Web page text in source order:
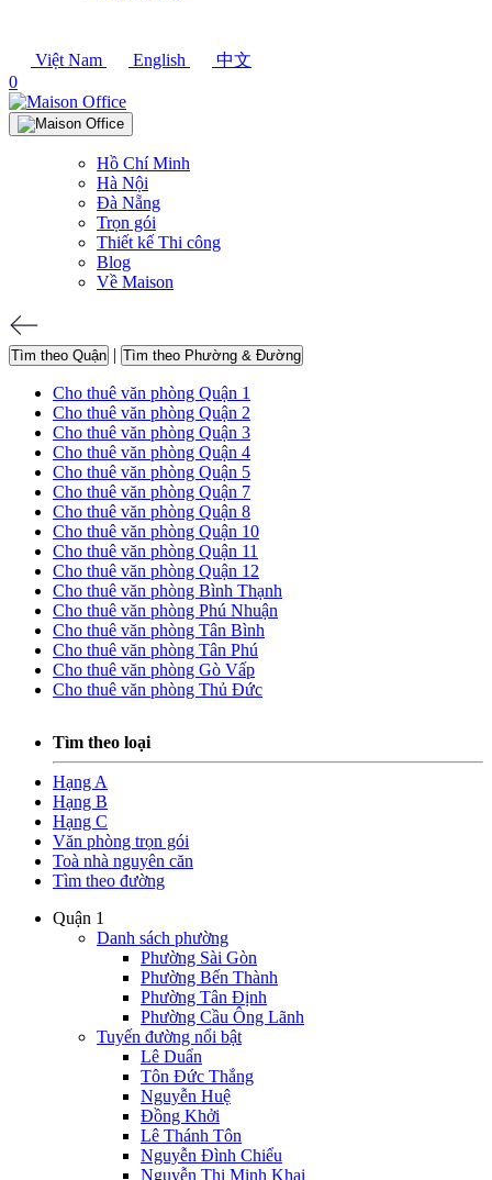
Việt Nam English
中文
0
Hồ Chí Minh
Hà Nội
Đà Nẵng
Trọn gói
Thiết kế Thi công
Blog
Về Maison
Tìm theo Quận | Tìm theo Phường & Đường
Cho thuê văn phòng Quận 1
Cho thuê văn phòng Quận 2
Cho thuê văn phòng Quận 3
Cho thuê văn phòng Quận 4
Cho thuê văn phòng Quận 5
Cho thuê văn phòng Quận 7
Cho thuê văn phòng Quận 8
Cho thuê văn phòng Quận 10
Cho thuê văn phòng Quận 11
Cho thuê văn phòng Quận 12
Cho thuê văn phòng Bình Thạnh
Cho thuê văn phòng Phú Nhuận
Cho thuê văn phòng Tân Bình
Cho thuê văn phòng Tân Phú
Cho thuê văn phòng Gò Vấp
Cho thuê văn phòng Thủ Đức
Tìm theo loại
Hạng A
Hạng B
Hạng C
Văn phòng trọn gói
Toà nhà nguyên căn
Tìm theo đường
Quận 1
Danh sách phường
Phường Sài Gòn
Phường Bến Thành
Phường Tân Định
Phường Cầu Ông Lãnh
Tuyến đường nổi bật
Lê Duẩn
Tôn Đức Thắng
Nguyễn Huệ
Đồng Khởi
Lê Thánh Tôn
Nguyễn Đình Chiểu
Nguyễn Thị Minh Khai